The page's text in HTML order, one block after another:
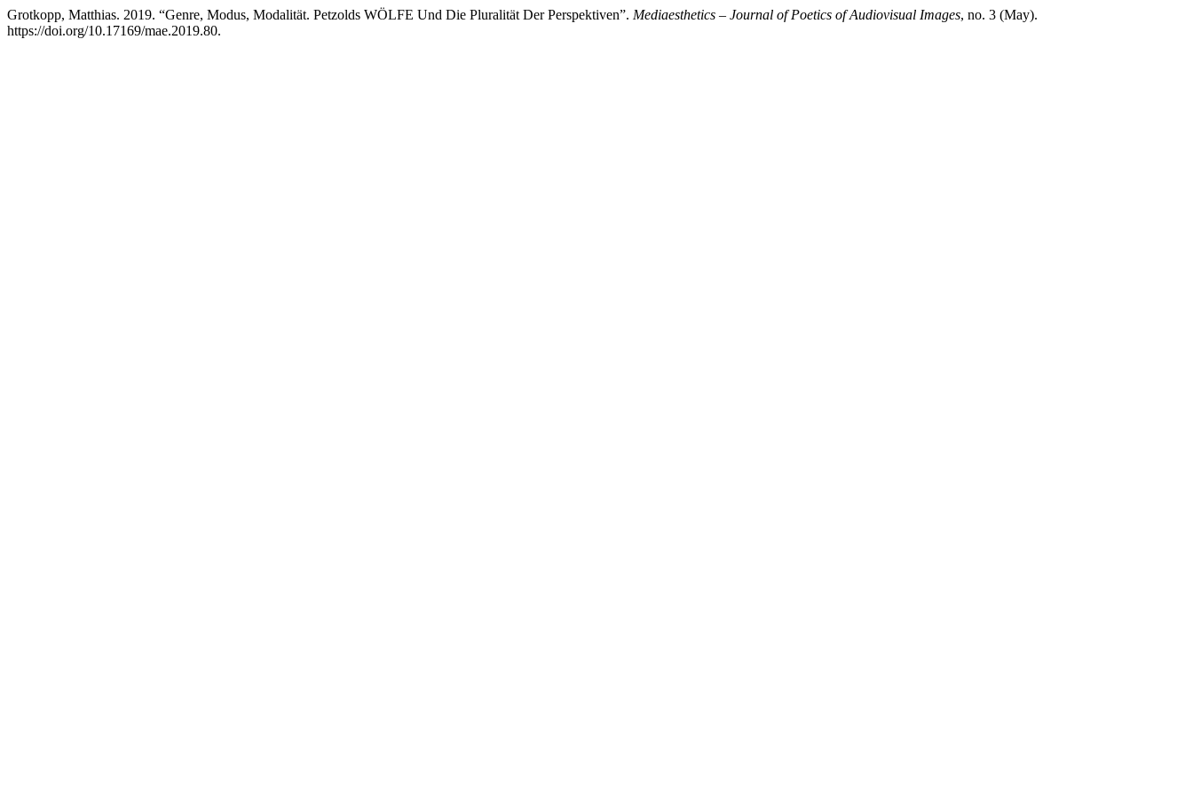
Grotkopp, Matthias. 2019. “Genre, Modus, Modalität. Petzolds WÖLFE Und Die Pluralität Der Perspektiven”. Mediaesthetics – Journal of Poetics of Audiovisual Images, no. 3 (May).
https://doi.org/10.17169/mae.2019.80.